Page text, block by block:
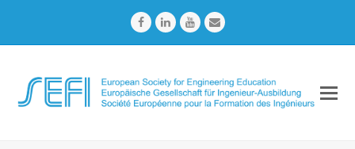
FacebookLinkedInYoutubeEmail